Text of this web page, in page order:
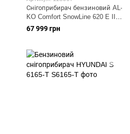
Снігоприбирач бензиновий AL-
KO Comfort SnowLine 620 E III
(113067)
67 999 грн